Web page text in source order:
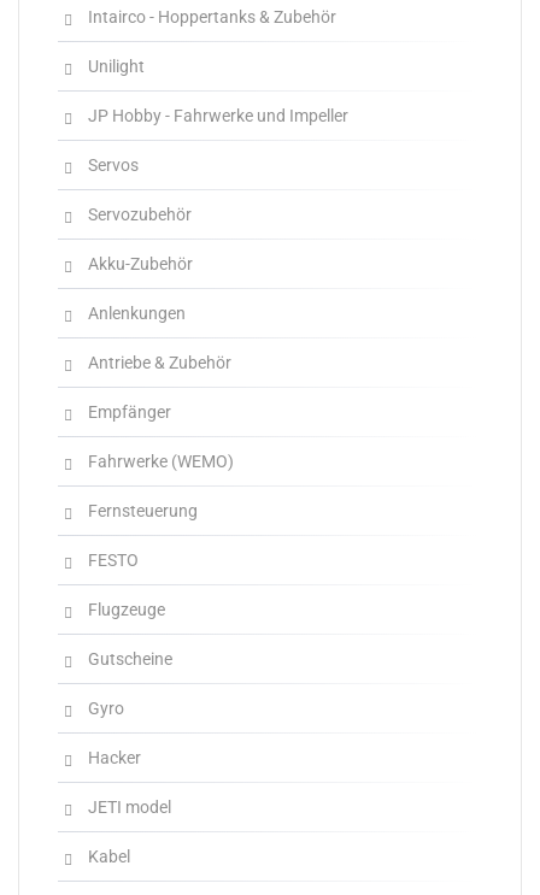
Intairco - Hoppertanks & Zubehör
Unilight
JP Hobby - Fahrwerke und Impeller
Servos
Servozubehör
Akku-Zubehör
Anlenkungen
Antriebe & Zubehör
Empfänger
Fahrwerke (WEMO)
Fernsteuerung
FESTO
Flugzeuge
Gutscheine
Gyro
Hacker
JETI model
Kabel